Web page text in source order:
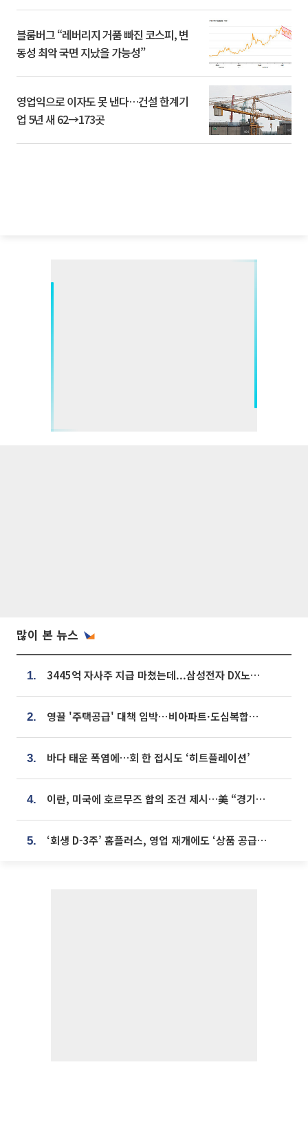
블룸버그 “레버리지 거품 빠진 코스피, 변
동성 최악 국면 지났을 가능성”
영업익으로 이자도 못 낸다…건설 한계기
업 5년 새 62→173곳
많이 본 뉴스
1. 3445억 자사주 지급 마쳤는데...삼성전자 DX노조, 뒤늦은 '떼쓰기 집회'
2. 영끌 '주택공급' 대책 임박⋯비아파트·도심복합까지 총동원
3. 바다 태운 폭염에…회 한 접시도 ‘히트플레이션’
4. 이란, 미국에 호르무즈 합의 조건 제시…美 “경기 아직 안 끝나” [종합]
5. ‘회생 D-3주’ 홈플러스, 영업 재개에도 ‘상품 공급망’ 복구가 생존 관건